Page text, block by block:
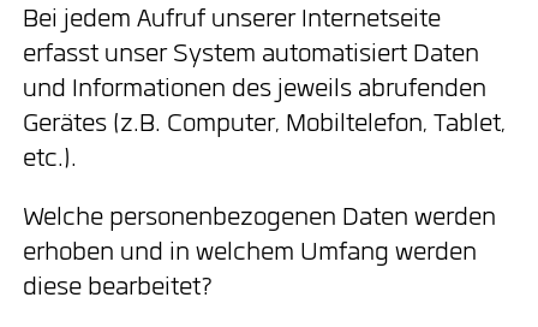
Bei jedem Aufruf unserer Internetseite
erfasst unser System automatisiert Daten
und Informationen des jeweils abrufenden
Gerätes (z.B. Computer, Mobiltelefon, Tablet,
etc.).
Welche personenbezogenen Daten werden
erhoben und in welchem Umfang werden
diese bearbeitet?